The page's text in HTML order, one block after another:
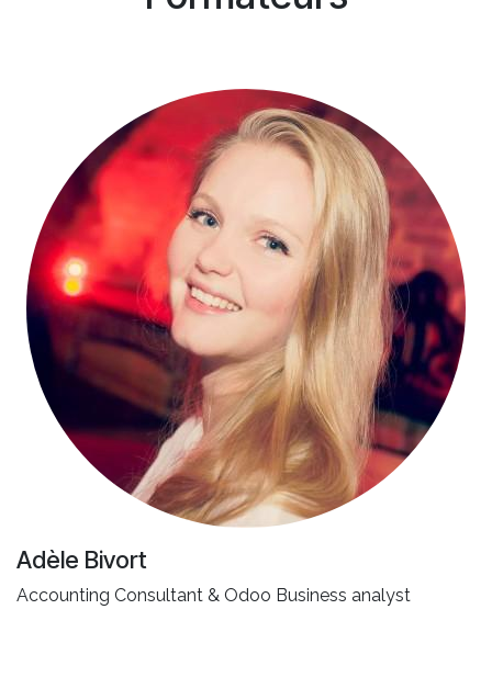
Adèle Bivort
Accounting Consultant & Odoo Business analyst